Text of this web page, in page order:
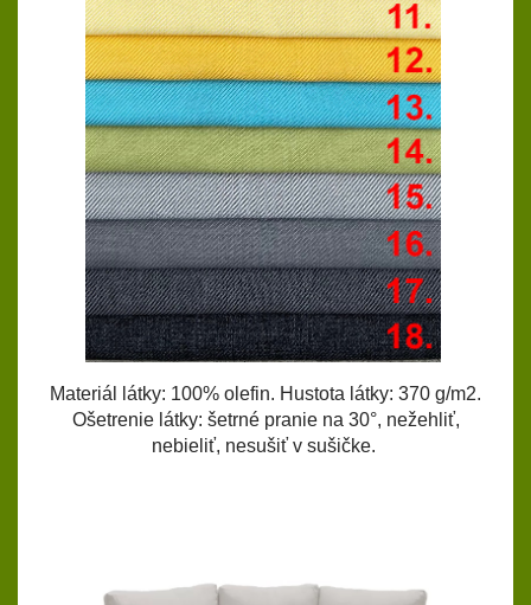
Materiál látky: 100% olefin. Hustota látky: 370 g/m2.
Ošetrenie látky: šetrné pranie na 30°, nežehliť,
nebieliť, nesušiť v sušičke.